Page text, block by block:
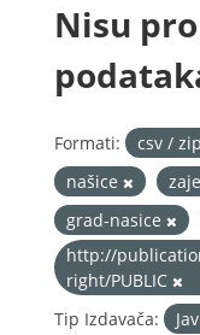
Nisu
Formati: csv / zip
našice
grad-nasice
http://
right/PUBLIC
Tip Izdavača: